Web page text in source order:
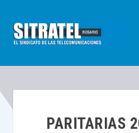
PARITARIAS